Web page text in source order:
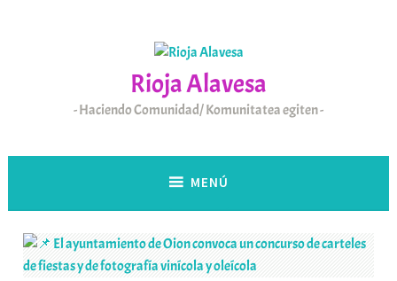
Rioja Alavesa
Haciendo Comunidad/ Komunitatea egiten
MENÚ